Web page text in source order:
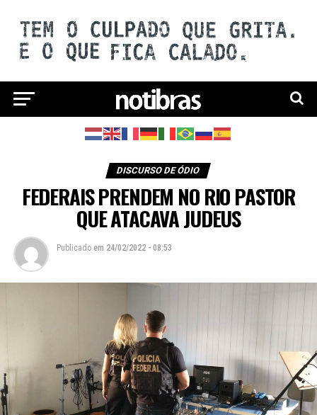
DISCURSO DE ÓDIO
FEDERAIS PRENDEM NO RIO PASTOR
QUE ATACAVA JUDEUS
Publicado em 24/02/2022 - 08:53